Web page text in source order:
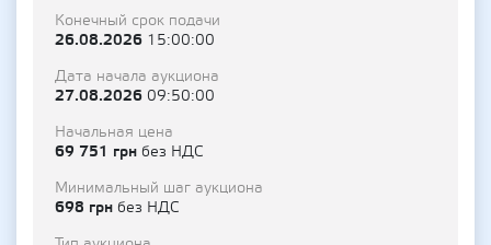
Конечный срок подачи
26.08.2026 15:00:00
Дата начала аукциона
27.08.2026 09:50:00
Начальная цена
69 751 грн без НДС
Минимальный шаг аукциона
698 грн без НДС